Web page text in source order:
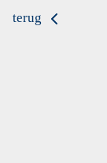
terug